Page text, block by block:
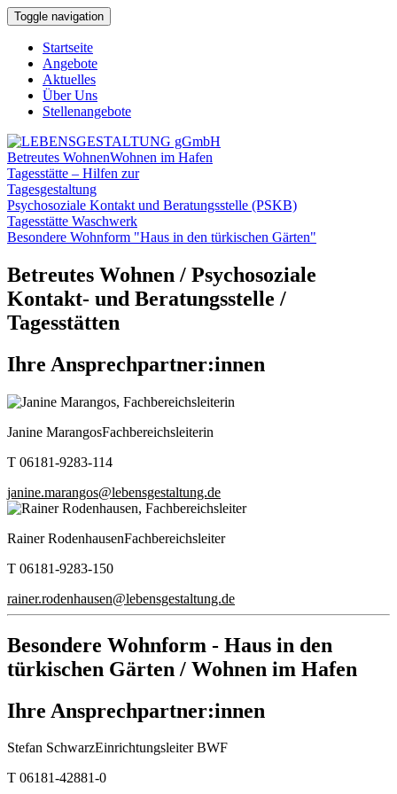
Toggle navigation
Startseite
Angebote
Aktuelles
Über Uns
Stellenangebote
Betreutes WohnenWohnen im Hafen
Tagesstätte – Hilfen zur
Tagesgestaltung
Psychosoziale Kontakt und Beratungsstelle (PSKB)
Tagesstätte Waschwerk
Besondere Wohnform "Haus in den türkischen Gärten"
Betreutes Wohnen / Psychosoziale
Kontakt- und Beratungsstelle /
Tagesstätten
Ihre Ansprechpartner:innen
Janine MarangosFachbereichsleiterin
T 06181-9283-114
janine.marangos@lebensgestaltung.de
Rainer RodenhausenFachbereichsleiter
T 06181-9283-150
rainer.rodenhausen@lebensgestaltung.de
Besondere Wohnform - Haus in den
türkischen Gärten / Wohnen im Hafen
Ihre Ansprechpartner:innen
Stefan SchwarzEinrichtungsleiter BWF
T 06181-42881-0